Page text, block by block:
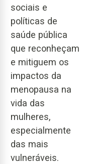
sociais e
políticas de
saúde pública
que reconheçam
e mitiguem os
impactos da
menopausa na
vida das
mulheres,
especialmente
das mais
vulneráveis.